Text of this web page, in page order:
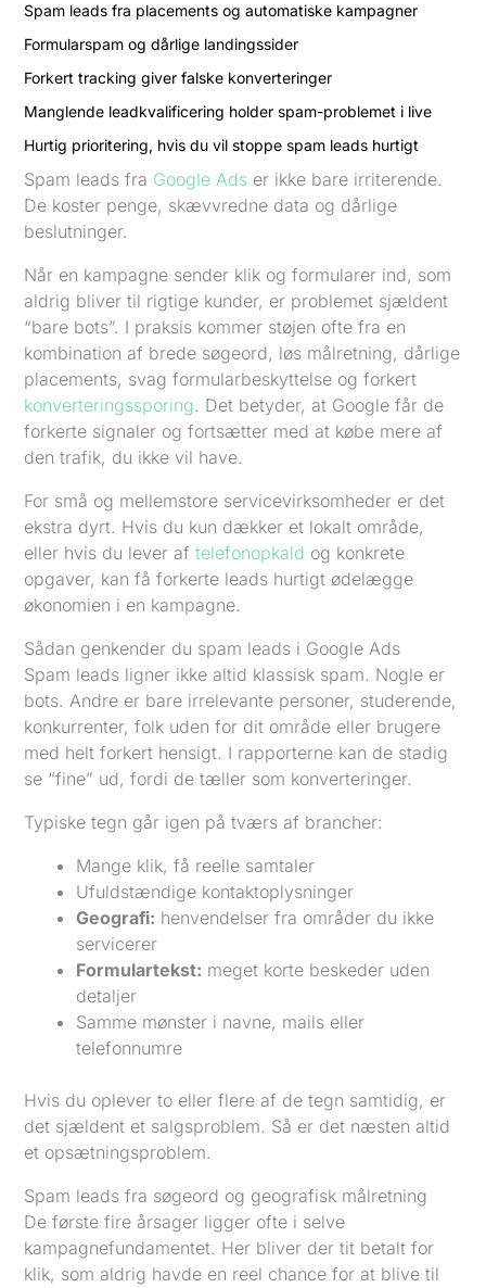
Spam leads fra placements og automatiske kampagner
Formularspam og dårlige landingssider
Forkert tracking giver falske konverteringer
Manglende leadkvalificering holder spam-problemet i live
Hurtig prioritering, hvis du vil stoppe spam leads hurtigt
Spam leads fra Google Ads er ikke bare irriterende.
De koster penge, skævvredne data og dårlige
beslutninger.
Når en kampagne sender klik og formularer ind, som
aldrig bliver til rigtige kunder, er problemet sjældent
“bare bots”. I praksis kommer støjen ofte fra en
kombination af brede søgeord, løs målretning, dårlige
placements, svag formularbeskyttelse og forkert
konverteringssporing. Det betyder, at Google får de
forkerte signaler og fortsætter med at købe mere af
den trafik, du ikke vil have.
For små og mellemstore servicevirksomheder er det
ekstra dyrt. Hvis du kun dækker et lokalt område,
eller hvis du lever aftelefonopkald og konkrete
opgaver, kan få forkerte leads hurtigt ødelægge
økonomien i en kampagne.
Sådan genkender du spam leads i Google Ads
Spam leads ligner ikke altid klassisk spam. Nogle er
bots. Andre er bare irrelevante personer, studerende,
konkurrenter, folk uden for dit område eller brugere
med helt forkert hensigt. I rapporterne kan de stadig
se “fine” ud, fordi de tæller som konverteringer.
Typiske tegn går igen på tværs af brancher:
Mange klik, få reelle samtaler
Ufuldstændige kontaktoplysninger
Geografi: henvendelser fra områder du ikke
servicerer
Formulartekst: meget korte beskeder uden
detaljer
Samme mønster i navne, mails eller
telefonnumre
Hvis du oplever to eller flere af de tegn samtidig, er
det sjældent et salgsproblem. Så er det næsten altid
et opsætningsproblem.
Spam leads fra søgeord og geografisk målretning
De første fire årsager ligger ofte i selve
kampagnefundamentet. Her bliver der tit betalt for
klik, som aldrig havde en reel chance for at blive til